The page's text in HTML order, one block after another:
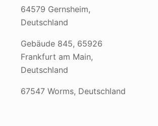
64579 Gernsheim,
Deutschland
Gebäude 845, 65926
Frankfurt am Main,
Deutschland
67547 Worms, Deutschland